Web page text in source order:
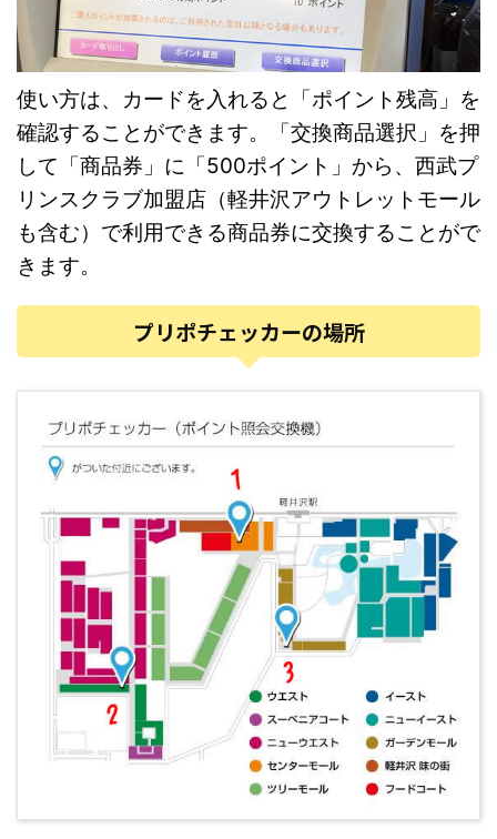
使い方は、カードを入れると「ポイント残高」を
確認することができます。「交換商品選択」を押
して「商品券」に「500ポイント」から、西武プ
リンスクラブ加盟店（軽井沢アウトレットモール
も含む）で利用できる商品券に交換することがで
きます。
プリポチェッカーの場所